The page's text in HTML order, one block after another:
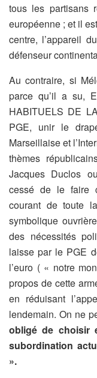
tous les partisans
européenne ; et il
centre, l’appareil
défenseur
Au contraire, si
parce qu’il a su,
HABITUELS DE
PGE, unir le
Marseillaise et
thèmes
Jacques Duclos
cessé de le faire
courant de toute
symbolique
des nécessités
laisse par le PGE
l’euro ( « notre
propos de cette
en réduisant
lendemain. On ne
obligé de choisir
subordination
».